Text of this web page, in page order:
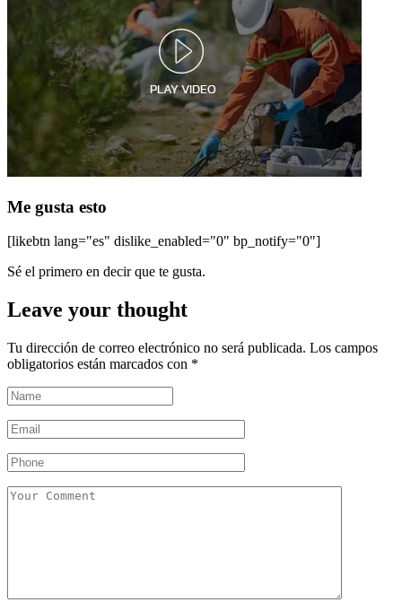
Me gusta esto
[likebtn lang="es" dislike_enabled="0" bp_notify="0"]
Sé el primero en decir que te gusta.
Leave your thought
Tu dirección de correo electrónico no será publicada. Los campos
obligatorios están marcados con *